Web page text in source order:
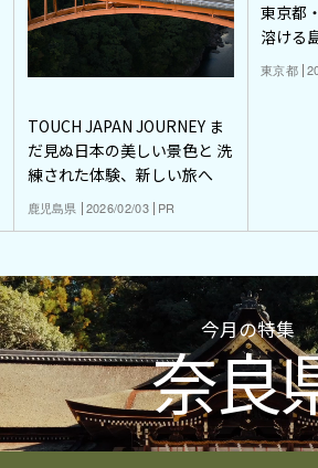
TOUCH JAPAN JOURNEY ま
だ見ぬ日本の美しい景色と 洗
練された体験、新しい旅へ
鹿児島県 2026/02/03 PR
東京都
溶ける
東京都
今月の特集
奈良